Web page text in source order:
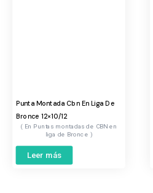
Punta Montada Cbn En Liga De
Bronce 12×10/12
Puntas montadas de CBN en
liga de Bronce
Leer más